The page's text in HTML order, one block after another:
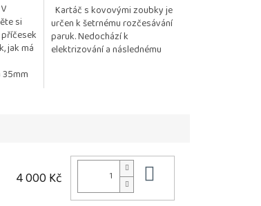
si
jak má
z
5
hvězdiček.
Kartáč s kovovými zoubky je
určen k šetrnému rozčesávání
paruk. Nedochází k
elektrizování a následnému
4 000 Kč